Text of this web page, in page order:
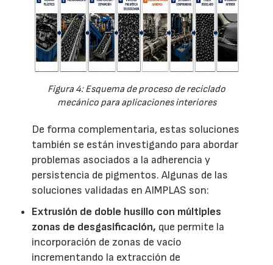
Figura 4: Esquema de proceso de reciclado
mecánico para aplicaciones interiores
De forma complementaria, estas soluciones
también se están investigando para abordar
problemas asociados a la adherencia y
persistencia de pigmentos. Algunas de las
soluciones validadas en AIMPLAS son:
Extrusión de doble husillo con múltiples
zonas de desgasificación, que permite la
incorporación de zonas de vacío
incrementando la extracción de